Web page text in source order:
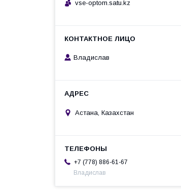
vse-optom.satu.kz
Владислав
Астана, Казахстан
+7 (778) 886-61-67
Владислав